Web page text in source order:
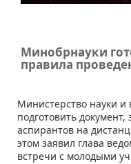
Минобрнауки
правила
​​Министерство науки
подготовить
аспирантов на
этом заявил глава
встречи с молодыми